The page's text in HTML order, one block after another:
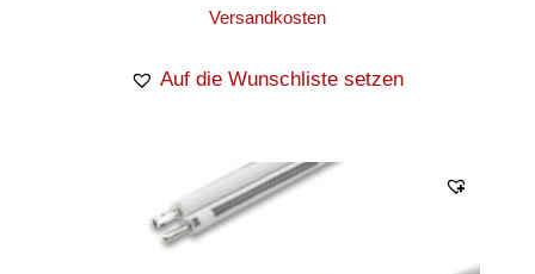
Versandkosten
Auf die Wunschliste setzen